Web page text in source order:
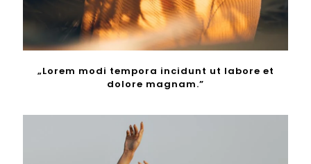
„Lorem modi tempora incidunt ut labore et
dolore magnam.”